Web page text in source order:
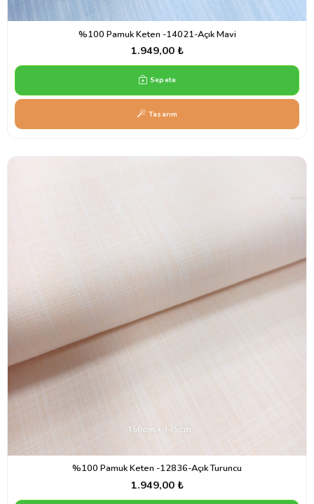
%100 Pamuk Keten -14021-Açık Mavi
1.949,00 ₺
Sepete
Tasarım
%100 Pamuk Keten -12836-Açık Turuncu
1.949,00 ₺